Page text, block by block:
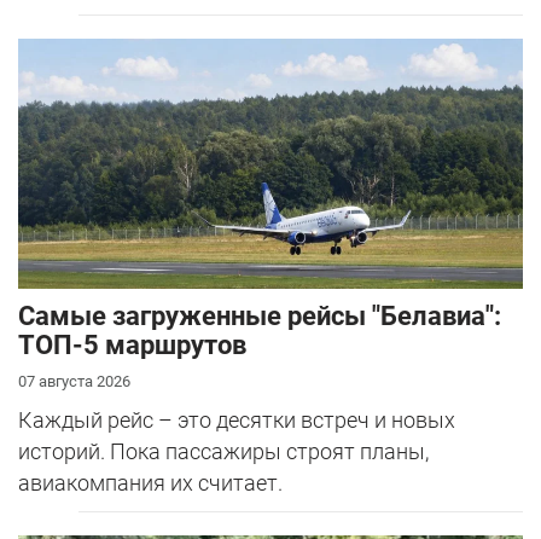
Самые загруженные рейсы "Белавиа":
ТОП-5 маршрутов
07 августа 2026
Каждый рейс – это десятки встреч и новых
историй. Пока пассажиры строят планы,
авиакомпания их считает.